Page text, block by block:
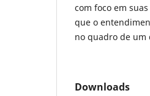
com foco em
que o
no quadro de um
Downloads